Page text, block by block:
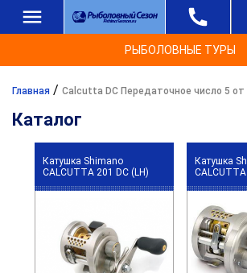
РЫБОЛОВНЫЕ ТУРЫ
Главная / Calcutta DC Передаточное число 5 от
Каталог
Катушка Shimano
CALCUTTA 201 DC (LH)
Катушка